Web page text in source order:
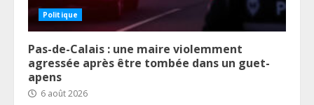
Politique
Pas-de-Calais : une maire violemment
agressée après être tombée dans un guet-
apens
6 août 2026